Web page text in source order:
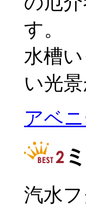
す。
水槽
い光
アベ
汽水